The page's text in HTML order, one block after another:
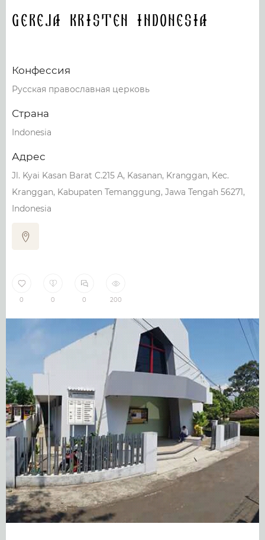
Gereja Kristen Indonesia
Конфессия
Русская православная церковь
Страна
Indonesia
Адрес
Jl. Kyai Kasan Barat C.215 A, Kasanan, Kranggan, Kec.
Kranggan, Kabupaten Temanggung, Jawa Tengah 56271,
Indonesia
0 0 0 200